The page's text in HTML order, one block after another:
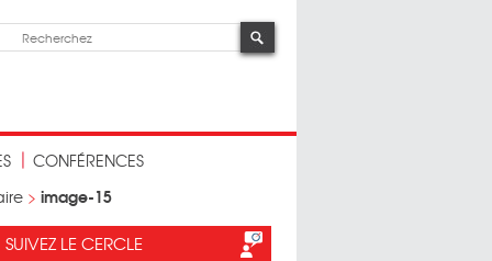
CONFÉRENCES
> image-15
SUIVEZ LE CERCLE